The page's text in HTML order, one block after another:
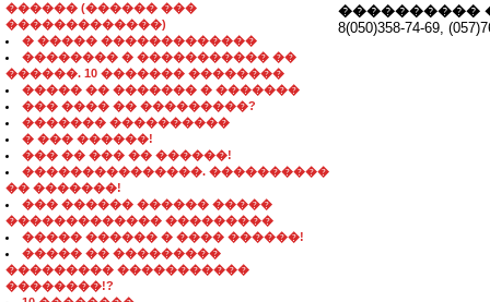
������ (������ ���
�������������)
� ����� �������������
�������� � ����������� ��
������. 10 ������� ��������
����� �� ������� � �������
��� ���� �� ���������?
������� ����������
� ��� ������!
��� �� ��� �� ������!
���������������. ����������
�� �������!
��� ������ ������ �����
������������� ���������
����� ������ � ���� ������!
����� �� ���������
��������� �����������
��������!?
����������
8(050)358-74-69,